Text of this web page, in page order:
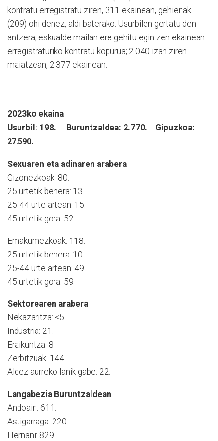
kontratu erregistratu ziren, 311 ekainean, gehienak
(209) ohi denez, aldi baterako. Usurbilen gertatu den
antzera, eskualde mailan ere gehitu egin zen ekainean
erregistraturiko kontratu kopurua; 2.040 izan ziren
maiatzean, 2.377 ekainean.
2023ko ekaina
Usurbil: 198. Buruntzaldea: 2.770. Gipuzkoa:
27.590.
Sexuaren eta adinaren arabera
Gizonezkoak: 80.
25 urtetik behera: 13.
25-44 urte artean: 15.
45 urtetik gora: 52.
Emakumezkoak: 118.
25 urtetik behera: 10.
25-44 urte artean: 49.
45 urtetik gora: 59.
Sektorearen arabera
Nekazaritza: <5.
Industria: 21.
Eraikuntza: 8.
Zerbitzuak: 144.
Aldez aurreko lanik gabe: 22.
Langabezia Buruntzaldean
Andoain: 611.
Astigarraga: 220.
Hernani: 829.